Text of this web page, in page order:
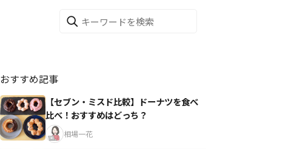
おすすめ記事
【セブン・ミスド比較】ドーナツを食べ
比べ！おすすめはどっち？
相場一花